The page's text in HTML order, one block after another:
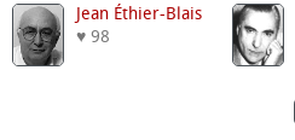
Jean Éthier-Blais
♥ 98